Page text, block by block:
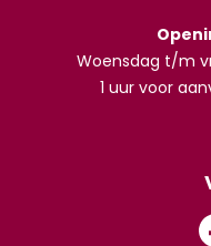
Woensdag t/m
1 uur voor